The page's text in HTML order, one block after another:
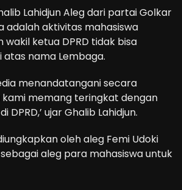
Lahidjun Aleg dari partai Golkar
adalah aktivitas mahasiswa
ketua DPRD tidak bisa
nama Lembaga.
menandatangani secara
memang teringkat dengan
DPRD,’ ujar Ghalib Lahidjun.
oleh aleg Femi Udoki
aleg para mahasiswa untuk